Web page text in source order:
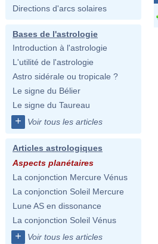
Directions d'arcs solaires
Bases de l'astrologie
Introduction à l'astrologie
L'utilité de l'astrologie
Astro sidérale ou tropicale ?
Le signe du Bélier
Le signe du Taureau
+ Voir tous les articles
Articles astrologiques
Aspects planétaires
La conjonction Mercure Vénus
La conjonction Soleil Mercure
Lune AS en dissonance
La conjonction Soleil Vénus
+ Voir tous les articles